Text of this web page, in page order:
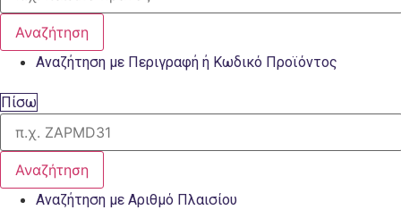
Αναζήτηση
Αναζήτηση με Περιγραφή ή Κωδικό Προϊόντος
Πίσω
Αναζήτηση
Αναζήτηση με Αριθμό Πλαισίου